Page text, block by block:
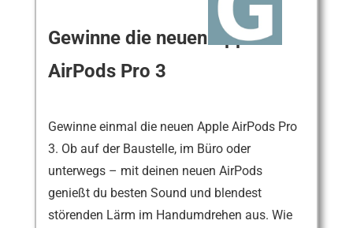
Gewinne die neuen Apple
AirPods Pro 3
Gewinne einmal die neuen Apple AirPods Pro
3. Ob auf der Baustelle, im Büro oder
unterwegs – mit deinen neuen AirPods
genießt du besten Sound und blendest
störenden Lärm im Handumdrehen aus. Wie